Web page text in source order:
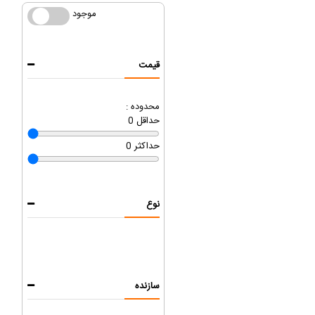
موجود موجود
قیمت
محدوده :
0 حداقل
0 حداکثر
نوع
سازنده